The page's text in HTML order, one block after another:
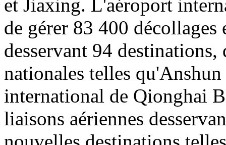
et Jiaxing. L'aéroport
de gérer 83 400 décollages
desservant 94
nationales telles
international de Qionghai
liaisons aériennes